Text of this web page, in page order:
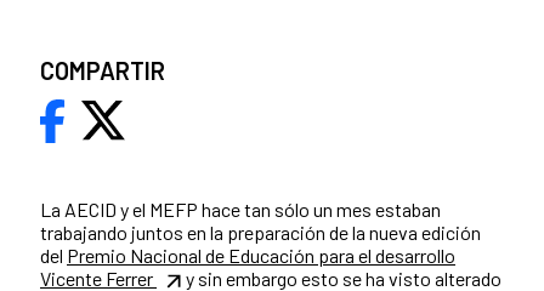
La AECID y el MEFP hace tan sólo un mes estaban
trabajando juntos en la preparación de la nueva edición
del Premio Nacional de Educación para el desarrollo
Vicente Ferrer
y sin embargo esto se ha visto alterado
COMPARTIR